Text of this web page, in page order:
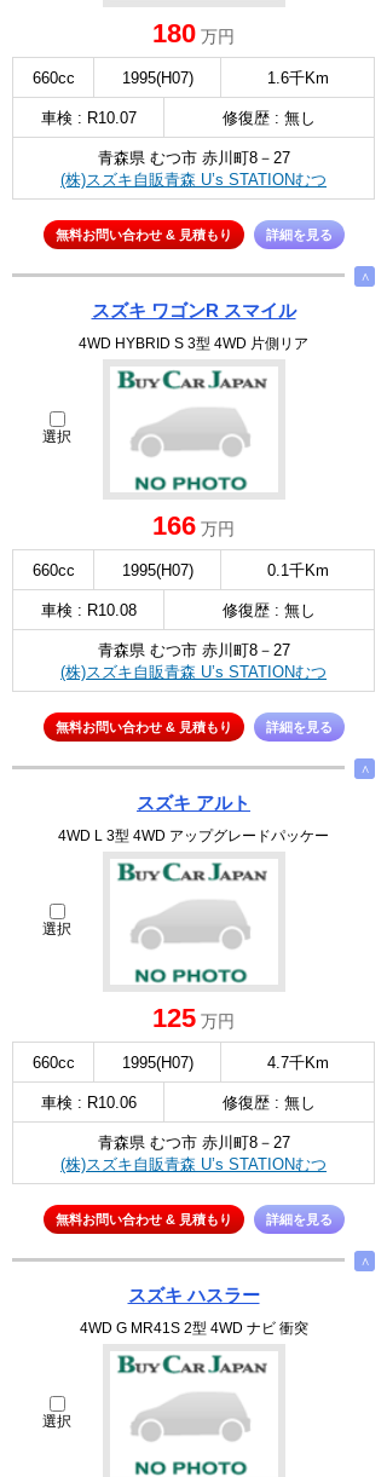
180 万円
660cc 1995(H07) 1.6千Km
車検 : R10.07 修復歴 : 無し
青森県 むつ市 赤川町8－27
(株)スズキ自販青森 U’s STATIONむつ
無料お問い合わせ & 見積もり 詳細を見る
∧
スズキ ワゴンR スマイル
4WD HYBRID S 3型 4WD 片側リア
選択
166 万円
660cc 1995(H07) 0.1千Km
車検 : R10.08 修復歴 : 無し
青森県 むつ市 赤川町8－27
(株)スズキ自販青森 U’s STATIONむつ
無料お問い合わせ & 見積もり 詳細を見る
∧
スズキ アルト
4WD L 3型 4WD アップグレードパッケー
選択
125 万円
660cc 1995(H07) 4.7千Km
車検 : R10.06 修復歴 : 無し
青森県 むつ市 赤川町8－27
(株)スズキ自販青森 U’s STATIONむつ
無料お問い合わせ & 見積もり 詳細を見る
∧
スズキ ハスラー
4WD G MR41S 2型 4WD ナビ 衝突
選択